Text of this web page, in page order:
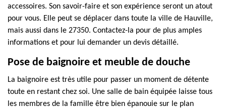
accessoires. Son savoir-faire et son expérience seront un atout
pour vous. Elle peut se déplacer dans toute la ville de Hauville,
mais aussi dans le 27350. Contactez-la pour de plus amples
informations et pour lui demander un devis détaillé.
Pose de baignoire et meuble de douche
La baignoire est très utile pour passer un moment de détente
toute en restant chez soi. Une salle de bain équipée laisse tous
les membres de la famille être bien épanouie sur le plan